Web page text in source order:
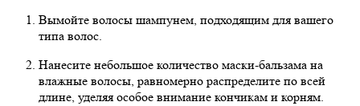
Вымойте волосы шампунем, подходящим для вашего
типа волос.
Нанесите небольшое количество маски-бальзама на
влажные волосы, равномерно распределите по всей
длине, уделяя особое внимание кончикам и корням.